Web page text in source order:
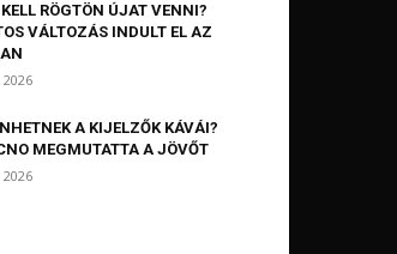
RÖGTÖN ÚJAT VENNI?
VÁLTOZÁS INDULT EL AZ
A KIJELZŐK KÁVÁI?
MEGMUTATTA A JÖVŐT